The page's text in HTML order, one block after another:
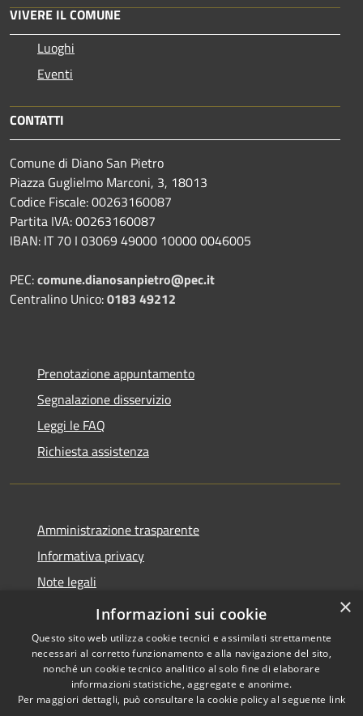
VIVERE IL COMUNE
Luoghi
Eventi
CONTATTI
Comune di Diano San Pietro
Piazza Guglielmo Marconi, 3, 18013
Codice Fiscale: 00263160087
Partita IVA: 00263160087
IBAN: IT 70 I 03069 49000 10000 0046005
PEC:comune.dianosanpietro@pec.it
Centralino Unico:0183 49212
Prenotazione appuntamento
Segnalazione disservizio
Leggi le FAQ
Richiesta assistenza
Amministrazione trasparente
Informativa privacy
Note legali
Dichiarazione di accessibilità
Accessibilità
Copyright © 2026 • Comune di
Diano San Pietro • Powered by
×
Informazioni sui cookie
Questo sito web utilizza cookie tecnici e assimilati strettamente
necessari al corretto funzionamento e alla navigazione del sito,
nonché un cookie tecnico analitico al solo fine di elaborare
informazioni statistiche, aggregate e anonime.
Per maggiori dettagli, può consultare la cookie policy al seguente link